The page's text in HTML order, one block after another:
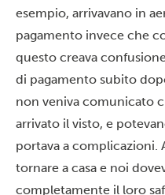
esempio, arrivavano in
pagamento invece che
questo creava
di pagamento subito
non veniva comunicato
arrivato il visto, e
portava a complicazioni.
tornare a casa e noi
completamente il loro